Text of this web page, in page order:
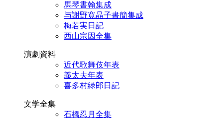
馬琴書翰集成
与謝野寛晶子書簡集成
梅若実日記
西山宗因全集
演劇資料
近代歌舞伎年表
義太夫年表
喜多村緑郎日記
文学全集
石橋忍月全集